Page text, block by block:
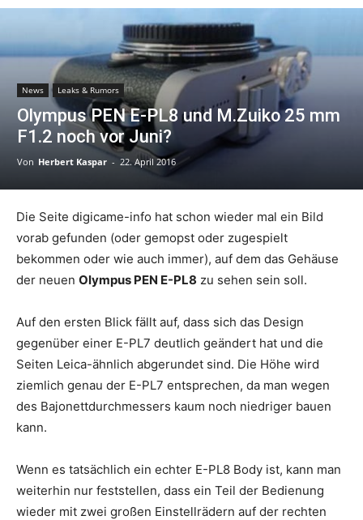
News Leaks & Rumors
Olympus PEN E-PL8 und M.Zuiko 25 mm
F1.2 noch vor Juni?
Von Herbert Kaspar - 22. April 2016
Die Seite digicame-info hat schon wieder mal ein Bild
vorab gefunden (oder gemopst oder zugespielt
bekommen oder wie auch immer), auf dem das Gehäuse
der neuen Olympus PEN E-PL8 zu sehen sein soll.
Auf den ersten Blick fällt auf, dass sich das Design
gegenüber einer E-PL7 deutlich geändert hat und die
Seiten Leica-ähnlich abgerundet sind. Die Höhe wird
ziemlich genau der E-PL7 entsprechen, da man wegen
des Bajonettdurchmessers kaum noch niedriger bauen
kann.
Wenn es tatsächlich ein echter E-PL8 Body ist, kann man
weiterhin nur feststellen, dass ein Teil der Bedienung
wieder mit zwei großen Einstellrädern auf der rechten